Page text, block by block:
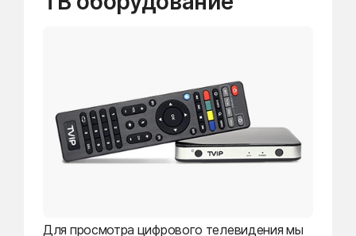
Для просмотра цифрового телевидения мы